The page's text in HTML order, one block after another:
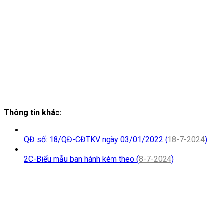
Thông tin khác:
QĐ số: 18/QĐ-CĐTKV ngày 03/01/2022 (18-7-2024)
2C-Biểu mẫu ban hành kèm theo (8-7-2024)